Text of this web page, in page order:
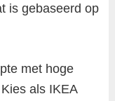
is gebaseerd op
met hoge
als IKEA